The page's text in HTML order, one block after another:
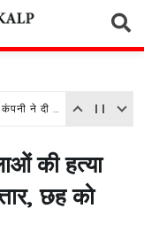
नकली ब्रांडेड घी के बड़े रैकेट का भंडाफोड़: प्रतिष्ठित कंपनी ने दी तहरीर, पुलिस जांच में जुटी
की हत्या
छह को